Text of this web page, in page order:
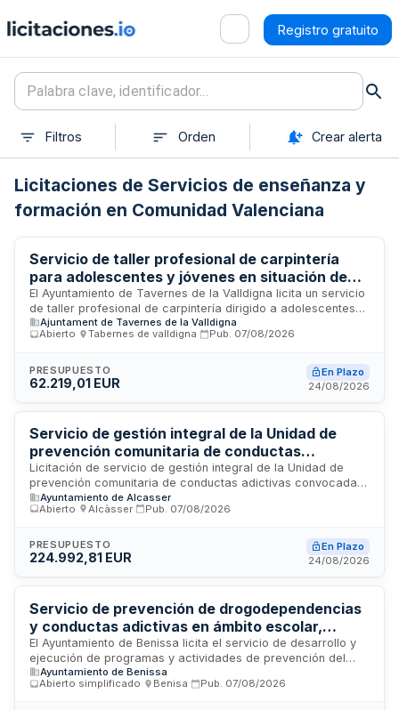
Registro gratuito
Filtros Orden Crear alerta
Licitaciones de Servicios de enseñanza y
formación en Comunidad Valenciana
Servicio de taller profesional de carpintería
para adolescentes y jóvenes en situación de
vulnerabilidad social - Ayuntamiento de
Tavernes de la Valldigna
El Ayuntamiento de Tavernes de la Valldigna licita un servicio
de taller profesional de carpintería dirigido a adolescentes
entre 14 y 18 años y jóvenes hasta 25 años que presentan
absentismo escolar, problemas disciplinarios, medidas
educativa. El taller busca proporcionar formación profesional
práctica e intervención socioeducativa a menores en
año prorrogable hasta tres años.
Ajuntament de Tavernes de la Valldigna
Abierto
Tabernes de valldigna Pub. 07/08/2026
PRESUPUESTO
62.219,01 EUR
En Plazo
24/08/2026
Servicio de gestión integral de la Unidad de
prevención comunitaria de conductas
adictivas del Ayuntamiento de Alcàsser
Licitación de servicio de gestión integral de la Unidad de
prevención comunitaria de conductas adictivas convocada
por el Ayuntamiento de Alcàsser. El contrato se rige por la
Ley de Contratos del Sector Público y se adjudicará
precio por precios unitarios en función de las necesidades
de la Administración. La adjudicación se realizará conforme
máxima de setenta puntos. No se admite presentación de
variantes.
Ayuntamiento de Alcasser
Abierto
Alcàsser Pub. 07/08/2026
PRESUPUESTO
224.992,81 EUR
En Plazo
24/08/2026
Servicio de prevención de drogodependencias
y conductas adictivas en ámbito escolar,
familiar y comunitario - Ayuntamiento de
Benissa
El Ayuntamiento de Benissa licita el servicio de desarrollo y
ejecución de programas y actividades de prevención del
consumo de drogas y otras conductas adictivas dirigidas al
ámbito escolar, familiar y comunitario a través de la Unidad
Ayuntamiento de Benissa
Abierto simplificado
Benisa Pub. 07/08/2026